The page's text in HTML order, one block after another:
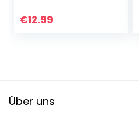
hitzebeständigen
€12.99
Über uns